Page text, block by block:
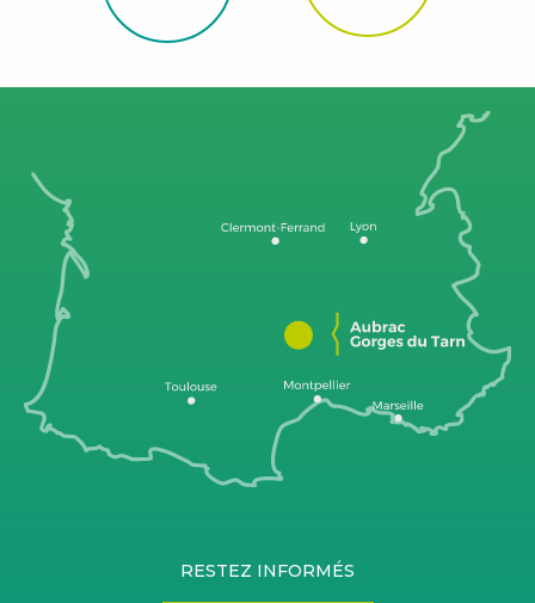
RESTEZ INFORMÉS